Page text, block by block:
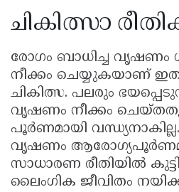
ചികിത്സാ
രോഗം ബാധിച്ച വൃഷണം
നീക്കം ചെയ്യുകയാണ്
ചികിത്സ. പലരും
വൃഷണം നീക്കം
പൂർണമായി
വൃഷണം
സാധാരണ രീതിയിൽ
ലൈംഗിക ജീവിതം